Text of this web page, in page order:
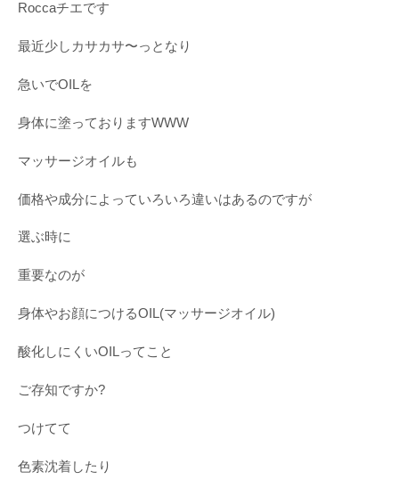
Roccaチエです
最近少しカサカサ〜っとなり
急いでOILを
身体に塗っておりますWWW
マッサージオイルも
価格や成分によっていろいろ違いはあるのですが
選ぶ時に
重要なのが
身体やお顔につけるOIL(マッサージオイル)
酸化しにくいOILってこと
ご存知ですか?
つけてて
色素沈着したり